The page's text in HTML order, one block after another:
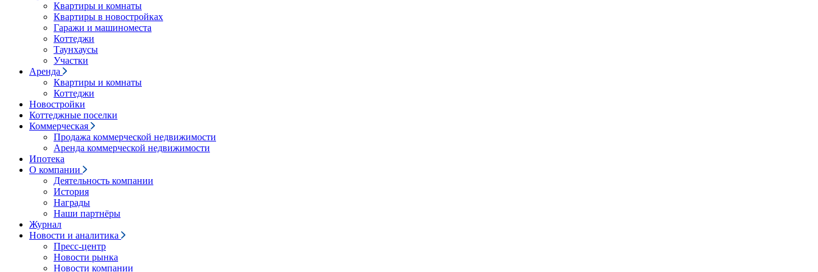
Квартиры и комнаты
Квартиры в новостройках
Гаражи и машиноместа
Коттеджи
Таунхаусы
Участки
Аренда
Квартиры и комнаты
Коттеджи
Новостройки
Коттеджные поселки
Коммерческая
Продажа коммерческой недвижимости
Аренда коммерческой недвижимости
Ипотека
О компании
Деятельность компании
История
Награды
Наши партнёры
Журнал
Новости и аналитика
Пресс-центр
Новости рынка
Новости компании